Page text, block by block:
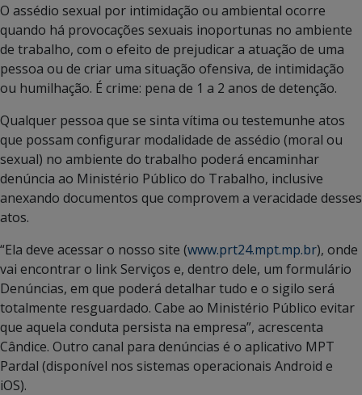
O assédio sexual por intimidação ou ambiental ocorre
quando há provocações sexuais inoportunas no ambiente
de trabalho, com o efeito de prejudicar a atuação de uma
pessoa ou de criar uma situação ofensiva, de intimidação
ou humilhação. É crime: pena de 1 a 2 anos de detenção.
Qualquer pessoa que se sinta vítima ou testemunhe atos
que possam configurar modalidade de assédio (moral ou
sexual) no ambiente do trabalho poderá encaminhar
denúncia ao Ministério Público do Trabalho, inclusive
anexando documentos que comprovem a veracidade desses
atos.
“Ela deve acessar o nosso site (www.prt24.mpt.mp.br), onde
vai encontrar o link Serviços e, dentro dele, um formulário
Denúncias, em que poderá detalhar tudo e o sigilo será
totalmente resguardado. Cabe ao Ministério Público evitar
que aquela conduta persista na empresa”, acrescenta
Cândice. Outro canal para denúncias é o aplicativo MPT
Pardal (disponível nos sistemas operacionais Android e
iOS).